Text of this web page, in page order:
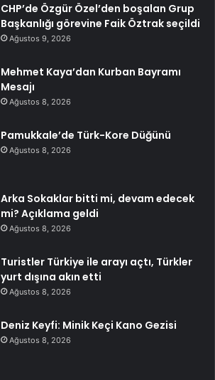
CHP’de Özgür Özel’den boşalan Grup
Başkanlığı görevine Faik Öztrak seçildi
Ağustos 9, 2026
Mehmet Kaya’dan Kurban Bayramı
Mesajı
Ağustos 8, 2026
Pamukkale’de Türk-Kore Düğünü
Ağustos 8, 2026
Arka Sokaklar bitti mi, devam edecek
mi? Açıklama geldi
Ağustos 8, 2026
Turistler Türkiye ile arayı açtı, Türkler
yurt dışına akın etti
Ağustos 8, 2026
Deniz Keyfi: Minik Keçi Kano Gezisi
Ağustos 8, 2026